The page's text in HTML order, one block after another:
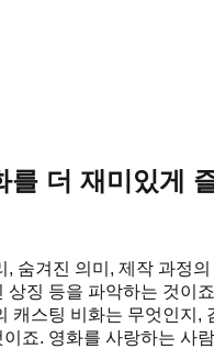
더 재미있게
숨겨진 의미, 제작 과정
징 등을 파악하는 것
스팅 비화는 무엇인
죠. 영화를 사랑하는